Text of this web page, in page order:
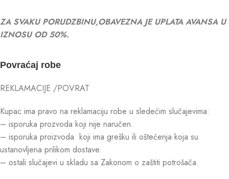
ZA SVAKU PORUDZBINU,OBAVEZNA JE UPLATA AVANSA U
IZNOSU OD 50%.
Povraćaj robe
REKLAMACIJE /POVRAT
Kupac ima pravo na reklamaciju robe u sledećim slučajevima:
– isporuka prozvoda koji nije naručen.
– isporuka proizvoda koji ima grešku ili oštećenja koja su
ustanovljena prilikom dostave.
– ostali slučajevi u skladu sa Zakonom o zaštiti potrošača.